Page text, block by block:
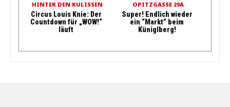
HINTER DEN KULISSEN
Circus Louis Knie: Der
Countdown für „WOW!“
läuft
OPITZGASSE 29A
Super! Endlich wieder
ein “Markt” beim
Küniglberg!